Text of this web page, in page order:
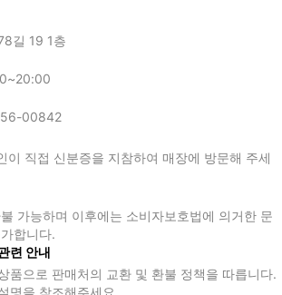
길 19 1층
00842
이 직접 신분증을 지참하여 매장에 방문해 주세
가능하며 이후에는 소비자보호법에 의거한 문
합니다.
련 안내
품으로 판매처의 교환 및 환불 정책을 따릅니다.
명을 참조해주세요